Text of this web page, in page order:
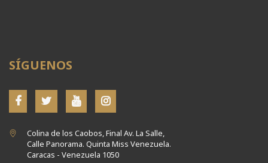
SÍGUENOS
Colina de los Caobos, Final Av. La Salle,
Calle Panorama. Quinta Miss Venezuela.
Caracas - Venezuela 1050